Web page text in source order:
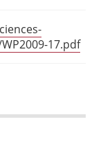
17.pdf